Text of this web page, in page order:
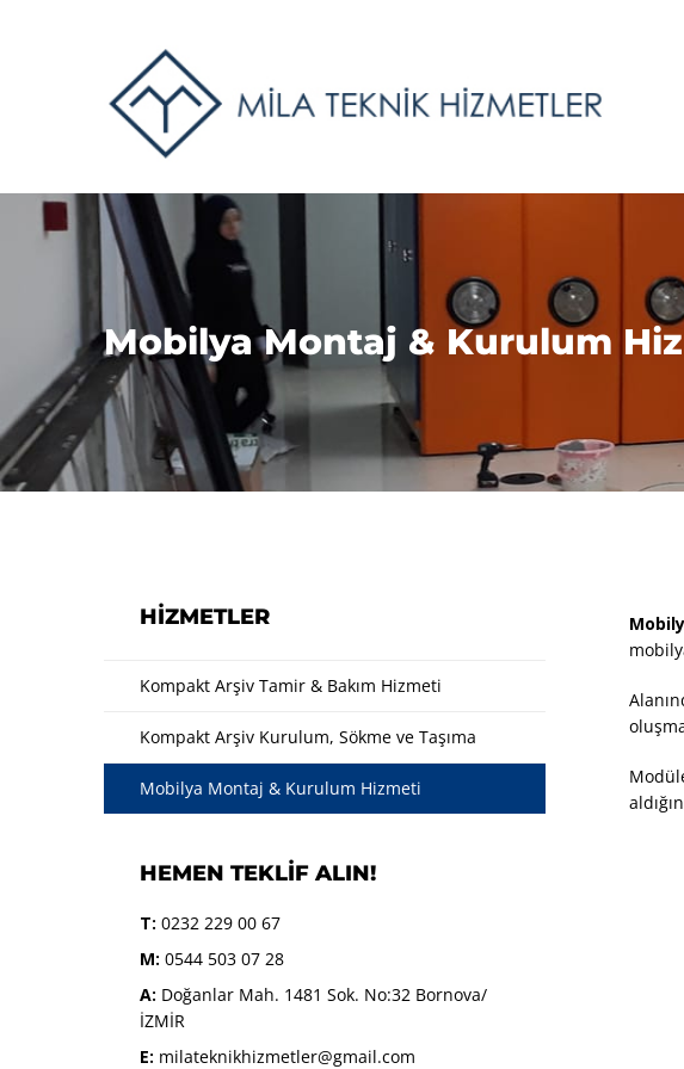
Mobilya Montaj & Kurulum
HIZMETLER
Kompakt Arşiv Tamir & Bakım Hizmeti
Kompakt Arşiv Kurulum, Sökme ve Taşıma
Mobilya Montaj & Kurulum Hizmeti
HEMEN TEKLIF ALIN!
T: 0232 229 00 67
M: 0544 503 07 28
A: Doğanlar Mah. 1481 Sok. No:32 Bornova/
İZMİR
E: milateknikhizmetler@gmail.com